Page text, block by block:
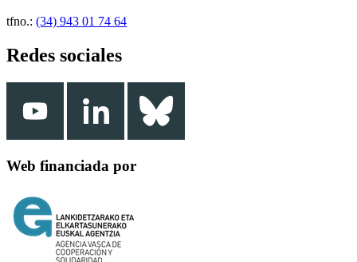
tfno.: (34) 943 01 74 64
Redes sociales
Web financiada por